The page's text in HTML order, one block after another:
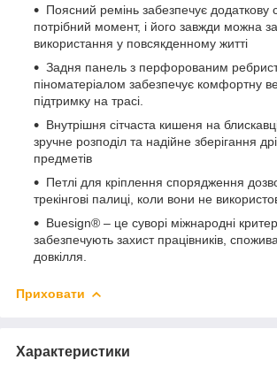
Поясний ремінь забезпечує додаткову
потрібний момент, і його завжди можна
використання у повсякденному житті
Задня панель з перфорованим
піноматеріалом забезпечує комфортну
підтримку на трасі.
Внутрішня сітчаста кишеня на
зручне розподіл та надійне зберігання
предметів
Петлі для кріплення спорядження
трекінгові палиці, коли вони не
Buesign® – це суворі міжнародні
забезпечують захист працівників,
довкілля.
Приховати
Характеристики